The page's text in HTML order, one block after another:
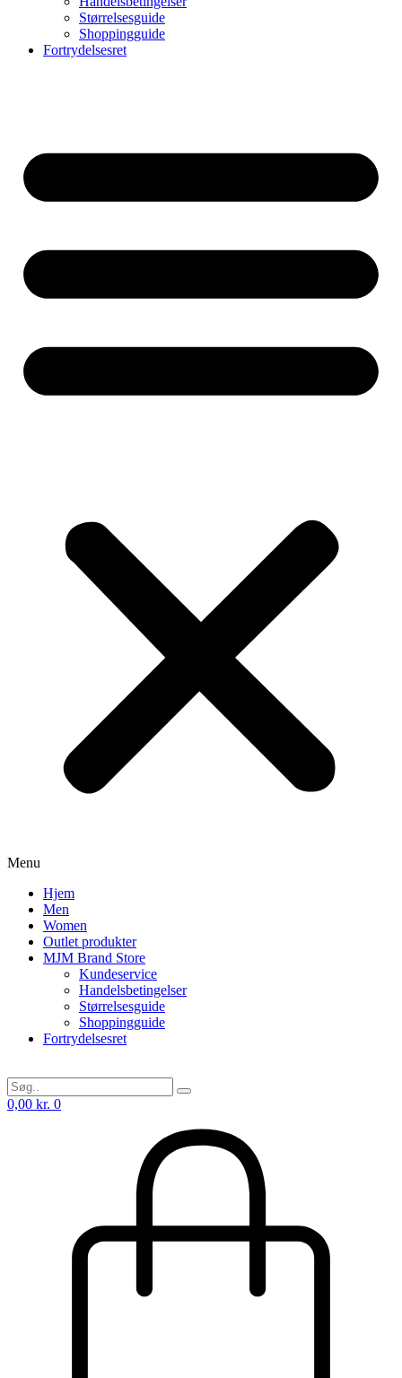
Størrelsesguide
Shoppingguide
Fortrydelsesret
Menu
Hjem
Men
Women
Outlet produkter
MJM Brand Store
Kundeservice
Handelsbetingelser
Størrelsesguide
Shoppingguide
Fortrydelsesret
0,00 kr. 0